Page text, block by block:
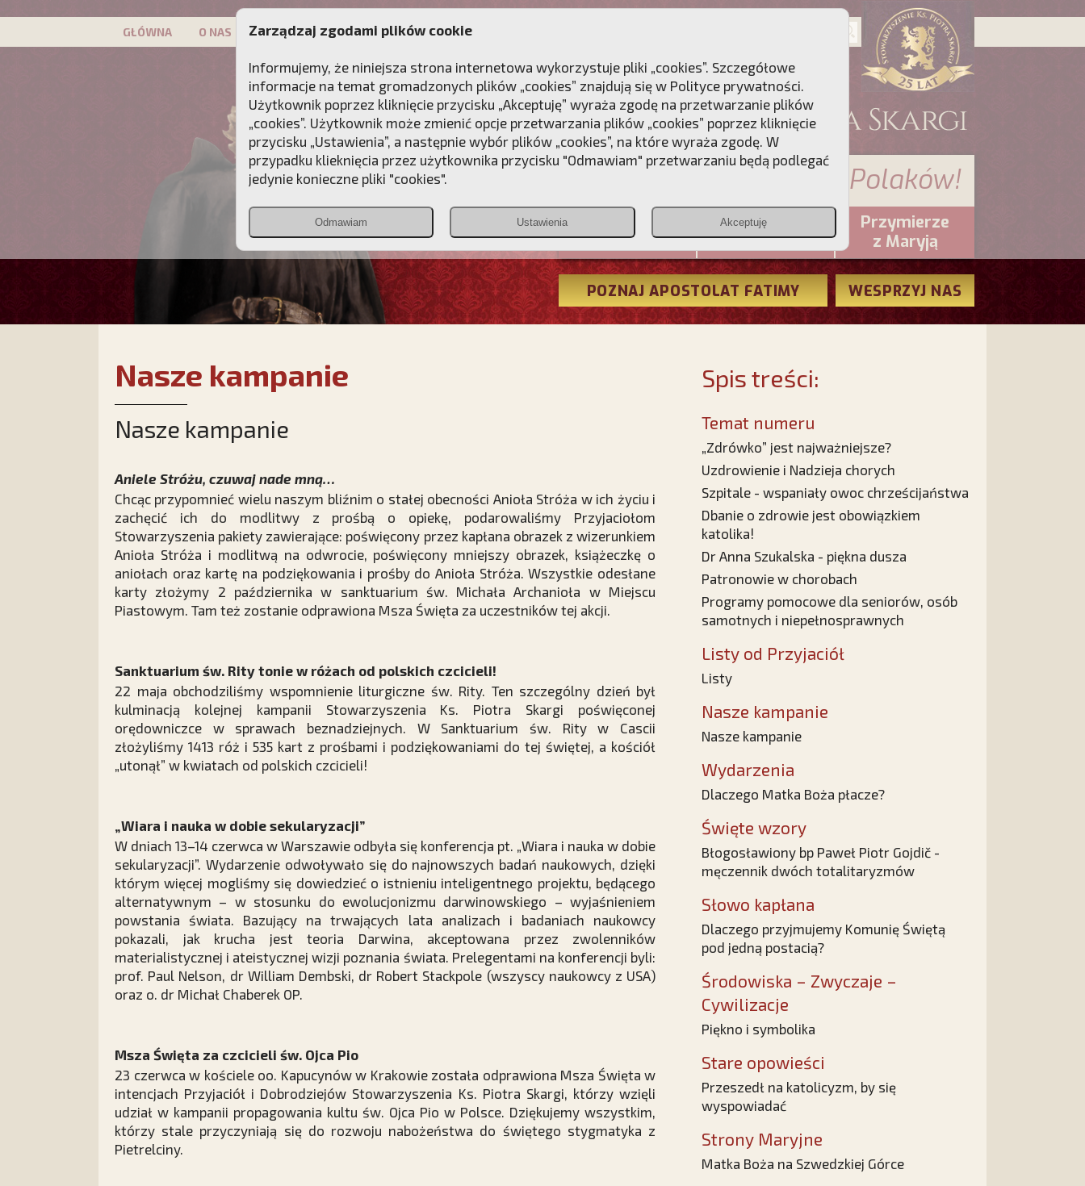
GŁÓWNA O NAS PATRON KAMPANIE DLA DUSZY
Przebudźmy sumienia Polaków!
Christiana
PCh24.pl
Przymierze
z Maryją
POZNAJ APOSTOLAT FATIMY WESPRZYJ NAS
Nasze kampanie
Nasze kampanie
Aniele Stróżu, czuwaj nade mną…
Chcąc przypomnieć wielu naszym bliźnim o stałej obecności Anioła Stróża w ich życiu i
zachęcić ich do modlitwy z prośbą o opiekę, podarowaliśmy Przyjaciołom
Stowarzyszenia pakiety zawierające: poświęcony przez kapłana obrazek z wizerunkiem
Anioła Stróża i modlitwą na odwrocie, poświęcony mniejszy obrazek, książeczkę o
aniołach oraz kartę na podziękowania i prośby do Anioła Stróża. Wszystkie odesłane
karty złożymy 2 października w sanktuarium św. Michała Archanioła w Miejscu
Piastowym. Tam też zostanie odprawiona Msza Święta za uczestników tej akcji.
Sanktuarium św. Rity tonie w różach od polskich czcicieli!
22 maja obchodziliśmy wspomnienie liturgiczne św. Rity. Ten szczególny dzień był
kulminacją kolejnej kampanii Stowarzyszenia Ks. Piotra Skargi poświęconej
orędowniczce w sprawach beznadziejnych. W Sanktuarium św. Rity w Cascii
złożyliśmy 1413 róż i 535 kart z prośbami i podziękowaniami do tej świętej, a kościół
„utonął” w kwiatach od polskich czcicieli!
„Wiara i nauka w dobie sekularyzacji”
W dniach 13–14 czerwca w Warszawie odbyła się konferencja pt. „Wiara i nauka w dobie
sekularyzacji”. Wydarzenie odwoływało się do najnowszych badań naukowych, dzięki
którym więcej mogliśmy się dowiedzieć o istnieniu inteligentnego projektu, będącego
alternatywnym – w stosunku do ewolucjonizmu darwinowskiego – wyjaśnieniem
powstania świata. Bazujący na trwających lata analizach i badaniach naukowcy
pokazali, jak krucha jest teoria Darwina, akceptowana przez zwolenników
materialistycznej i ateistycznej wizji poznania świata. Prelegentami na konferencji byli:
prof. Paul Nelson, dr William Dembski, dr Robert Stackpole (wszyscy naukowcy z USA)
oraz o. dr Michał Chaberek OP.
Msza Święta za czcicieli św. Ojca Pio
23 czerwca w kościele oo. Kapucynów w Krakowie została odprawiona Msza Święta w
intencjach Przyjaciół i Dobrodziejów Stowarzyszenia Ks. Piotra Skargi, którzy wzięli
udział w kampanii propagowania kultu św. Ojca Pio w Polsce. Dziękujemy wszystkim,
którzy stale przyczyniają się do rozwoju nabożeństwa do świętego stygmatyka z
Pietrelciny.
Spis treści:
Temat numeru
„Zdrówko” jest najważniejsze?
Uzdrowienie i Nadzieja chorych
Szpitale - wspaniały owoc chrześcijaństwa
Dbanie o zdrowie jest obowiązkiem
katolika!
Dr Anna Szukalska - piękna dusza
Patronowie w chorobach
Programy pomocowe dla seniorów, osób
samotnych i niepełnosprawnych
Listy od Przyjaciół
Listy
Nasze kampanie
Nasze kampanie
Wydarzenia
Dlaczego Matka Boża płacze?
Święte wzory
Błogosławiony bp Paweł Piotr Gojdič -
męczennik dwóch totalitaryzmów
Słowo kapłana
Dlaczego przyjmujemy Komunię Świętą
pod jedną postacią?
Środowiska – Zwyczaje –
Cywilizacje
Piękno i symbolika
Stare opowieści
Przeszedł na katolicyzm, by się
wyspowiadać
Strony Maryjne
Matka Boża na Szwedzkiej Górce
Zarządzaj zgodami plików cookie
Informujemy, że niniejsza strona internetowa wykorzystuje pliki „cookies”. Szczegółowe
informacje na temat gromadzonych plików „cookies” znajdują się w Polityce prywatności.
Użytkownik poprzez kliknięcie przycisku „Akceptuję” wyraża zgodę na przetwarzanie plików
„cookies”. Użytkownik może zmienić opcje przetwarzania plików „cookies” poprzez kliknięcie
przycisku „Ustawienia”, a następnie wybór plików „cookies”, na które wyraża zgodę. W
przypadku klieknięcia przez użytkownika przycisku "Odmawiam" przetwarzaniu będą podlegać
jedynie konieczne pliki "cookies".
Odmawiam Ustawienia Akceptuję